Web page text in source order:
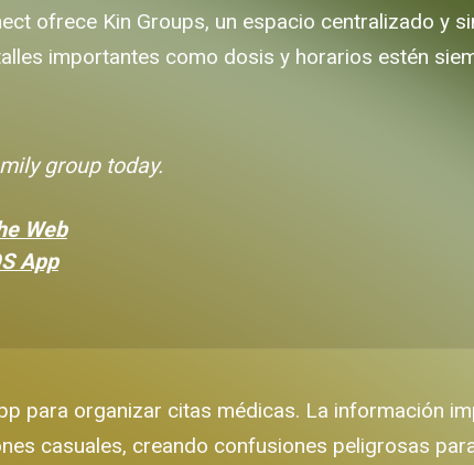
ofrece Kin Groups, un espacio centralizado y
importantes como dosis y horarios estén
group today.
Web
App
para organizar citas médicas. La información
casuales, creando confusiones peligrosas